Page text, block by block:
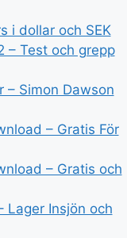
i dollar och SEK
– Test och grepp
– Simon Dawson
– Gratis För
– Gratis och
Lager Insjön och